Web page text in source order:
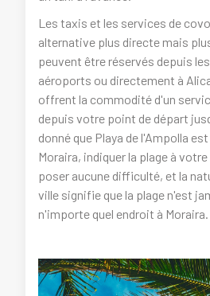
Les taxis et les services de
alternative plus directe mais
peuvent être réservés depuis
aéroports ou directement à
offrent la commodité d'un
depuis votre point de départ
donné que Playa de l'Ampolla
Moraira, indiquer la plage à
poser aucune difficulté, et la
ville signifie que la plage n'est
n'importe quel endroit à Moraira.